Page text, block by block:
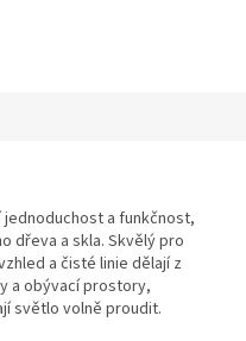
a funkčnost,
dřeva a skla. Skvělý pro
a čisté linie dělají z
a obývací prostory,
světlo volně proudit.